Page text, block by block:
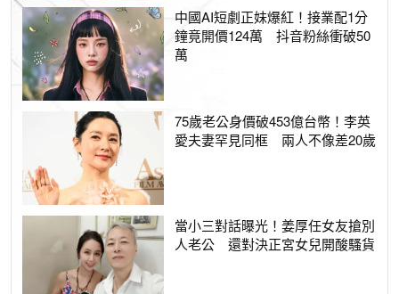
中國AI短劇正妹爆紅！接業配1分
鐘竟開價124萬 抖音粉絲衝破50
萬
75歲老公身價破453億台幣！李英
愛夫妻罕見同框 兩人不像差20歲
當小三對話曝光！姜厚任女友搶別
人老公 還對決正宮女兒開酸騷貨